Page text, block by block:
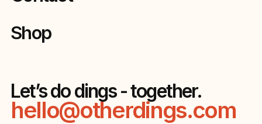
Shop
Let’s do dings - together.
hello@otherdings.com